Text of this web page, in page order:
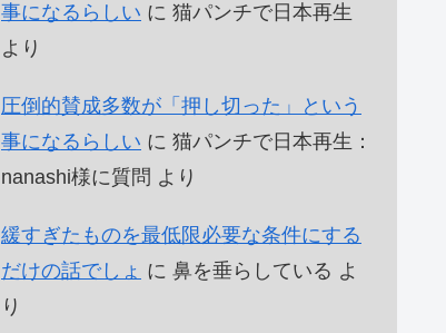
事になるらしい に 猫パンチで日本再生
より
圧倒的賛成多数が「押し切った」という
事になるらしい に 猫パンチで日本再生：
nanashi様に質問 より
緩すぎたものを最低限必要な条件にする
だけの話でしょ に 鼻を垂らしている よ
り